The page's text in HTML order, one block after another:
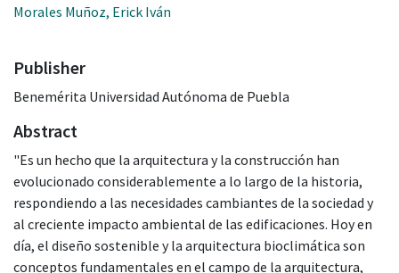
Morales Muñoz, Erick Iván
Publisher
Benemérita Universidad Autónoma de Puebla
Abstract
"Es un hecho que la arquitectura y la construcción han
evolucionado considerablemente a lo largo de la historia,
respondiendo a las necesidades cambiantes de la sociedad y
al creciente impacto ambiental de las edificaciones. Hoy en
día, el diseño sostenible y la arquitectura bioclimática son
conceptos fundamentales en el campo de la arquitectura,